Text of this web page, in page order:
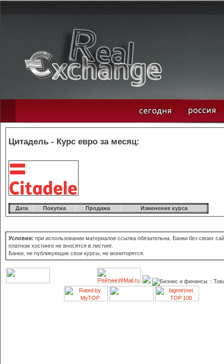
Цитадель - Курс евро за месяц:
Дата Покупка Продажа Изменение курса
Условия: при использовании материалов ссылка обязательна. Банки без своих
платном хостинге не вносятся в листинг.
Банки, не публикующие свои курсы, не мониторятся.